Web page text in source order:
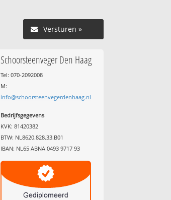
Versturen »
Schoorsteenveger Den Haag
Tel: 070-2092008
M:
info@schoorsteenvegerdenhaag.nl
Bedrijfsgegevens
KVK: 81420382
BTW: NL8620.828.33.B01
IBAN: NL65 ABNA 0493 9717 93